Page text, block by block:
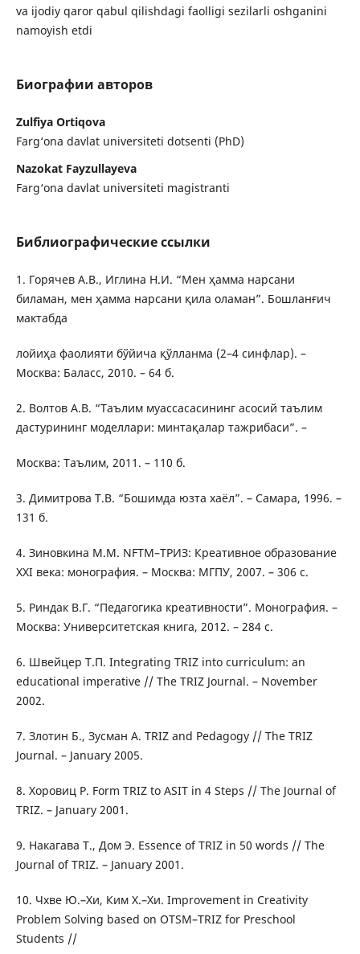
va ijodiy qaror qabul qilishdagi faolligi sezilarli oshganini
namoyish etdi
Биографии авторов
Zulfiya Ortiqova
Farg‘ona davlat universiteti dotsenti (PhD)
Nazokat Fayzullayeva
Farg‘ona davlat universiteti magistranti
Библиографические ссылки
1. Горячев А.В., Иглина Н.И. “Мен ҳамма нарсани
биламан, мен ҳамма нарсани қила оламан”. Бошланғич
мактабда
лойиҳа фаолияти бўйича қўлланма (2–4 синфлар). –
Москва: Баласс, 2010. – 64 б.
2. Волтов А.В. “Таълим муассасасининг асосий таълим
дастурининг моделлари: минтақалар тажрибаси”. –
Москва: Таълим, 2011. – 110 б.
3. Димитрова Т.В. “Бошимда юзта хаёл”. – Самара, 1996. –
131 б.
4. Зиновкина М.М. NFTM–ТРИЗ: Креативное образование
XXI века: монография. – Москва: МГПУ, 2007. – 306 с.
5. Риндак В.Г. “Педагогика креативности”. Монография. –
Москва: Университетская книга, 2012. – 284 с.
6. Швейцер Т.П. Integrating TRIZ into curriculum: an
educational imperative // The TRIZ Journal. – November
2002.
7. Злотин Б., Зусман А. TRIZ and Pedagogy // The TRIZ
Journal. – January 2005.
8. Хоровиц Р. Form TRIZ to ASIT in 4 Steps // The Journal of
TRIZ. – January 2001.
9. Накагава Т., Дом Э. Essence of TRIZ in 50 words // The
Journal of TRIZ. – January 2001.
10. Чхве Ю.–Хи, Ким Х.–Хи. Improvement in Creativity
Problem Solving based on OTSM–TRIZ for Preschool
Students //